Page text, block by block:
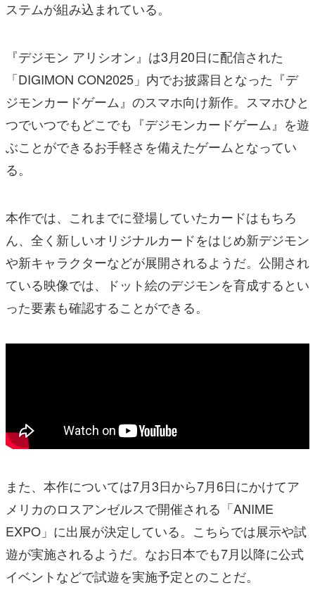
ステムが組み込まれている。
『デジモン アリシオン』は3月20日に配信された
「DIGIMON CON2025」内でお披露目となった『デ
ジモンカードゲーム』のスマホ向け新作。スマホひと
つでいつでもどこでも『デジモンカードゲーム』を遊
ぶことができるお手軽さを備えたゲームとなってい
る。
本作では、これまでに登場していたカードはもちろ
ん、全く新しいオリジナルカードをはじめ新デジモン
や新キャラクターなどが展開されるようだ。公開され
ている映像では、ドット絵のデジモンを育成するとい
った要素も確認することができる。
また、本作については7月3日から7月6日にかけてア
メリカのロスアンゼルスで開催される「ANIME
EXPO」に出展が決定している。こちらでは展示や試
遊が実施されるようだ。なお日本でも7月以降に公式
イベントなどで試遊を実施予定とのことだ。